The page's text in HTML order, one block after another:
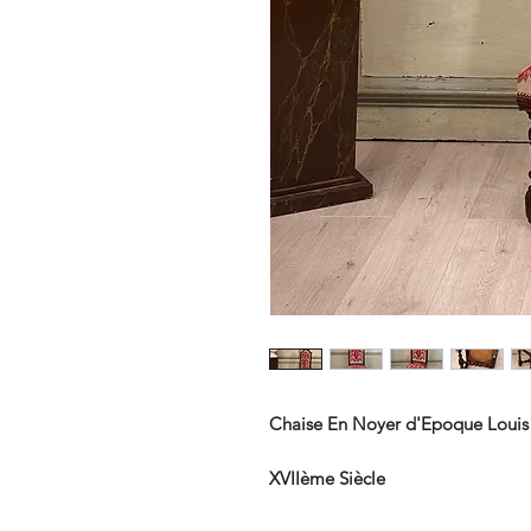
Chaise En Noyer d'Epoque
XVIIème Siècle